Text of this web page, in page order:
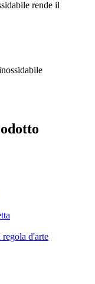
rende il
d'arte